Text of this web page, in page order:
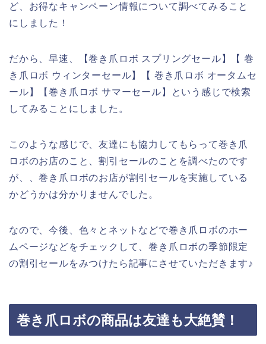
ど、お得なキャンペーン情報について調べてみること
にしました！
だから、早速、【巻き爪ロボ スプリングセール】【 巻
き爪ロボ ウィンターセール】【 巻き爪ロボ オータムセ
ール】【巻き爪ロボ サマーセール】という感じで検索
してみることにしました。
このような感じで、友達にも協力してもらって巻き爪
ロボのお店のこと、割引セールのことを調べたのです
が、、巻き爪ロボのお店が割引セールを実施している
かどうかは分かりませんでした。
なので、今後、色々とネットなどで巻き爪ロボのホー
ムページなどをチェックして、巻き爪ロボの季節限定
の割引セールをみつけたら記事にさせていただきます♪
巻き爪ロボの商品は友達も大絶賛！